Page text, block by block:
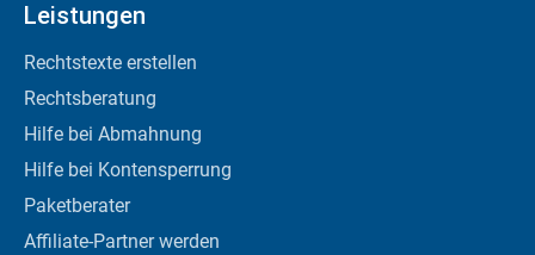
Leistungen
Rechtstexte erstellen
Rechtsberatung
Hilfe bei Abmahnung
Hilfe bei Kontensperrung
Paketberater
Affiliate-Partner werden